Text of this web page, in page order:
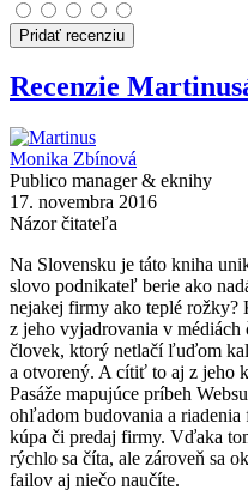
Pridať recenziu
Recenzie
Monika Zbínová
Publico manager & eknihy
17. novembra 2016
Názor čitateľa
Na Slovensku je táto kniha
slovo podnikateľ berie ako
nejakej firmy ako teplé rožky?
z jeho vyjadrovania v
človek, ktorý netlačí ľuďom
a otvorený. A cítiť to aj z jeho
Pasáže mapujúce príbeh
ohľadom budovania a
kúpa či predaj firmy. Vďaka
rýchlo sa číta, ale zároveň sa
failov aj niečo naučíte.